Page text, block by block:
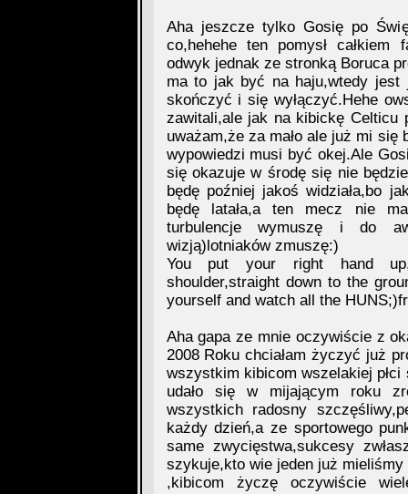
Aha jeszcze tylko Gosię po
co,hehehe ten pomysł całkiem
odwyk jednak ze stronką Boruca
ma to jak być na haju,wtedy
skończyć i się wyłączyć.Hehe
zawitali,ale jak na kibickę Celticu
uważam,że za mało ale już mi
wypowiedzi musi być okej.Ale
się okazuje w środę się nie
będę poźniej jakoś widziała,bo
będę latała,a ten mecz nie
turbulencje wymuszę i do
wizją)lotniaków zmuszę:)
You put your right hand
shoulder,straight down to the
yourself and watch all the
Aha gapa ze mnie oczywiście z
2008 Roku chciałam życzyć już
wszystkim kibicom wszelakiej
udało się w mijającym roku
wszystkich radosny
każdy dzień,a ze sportowego
same zwycięstwa,sukcesy
szykuje,kto wie jeden już mieliśmy
,kibicom życzę oczywiście